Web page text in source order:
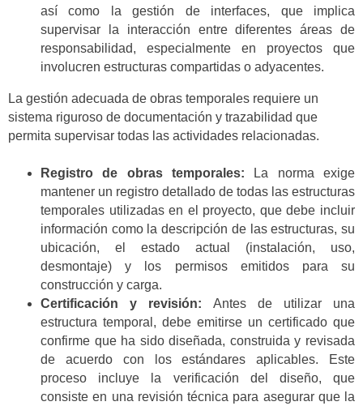
así como la gestión de interfaces, que implica
supervisar la interacción entre diferentes áreas de
responsabilidad, especialmente en proyectos que
involucren estructuras compartidas o adyacentes.
La gestión adecuada de obras temporales requiere un
sistema riguroso de documentación y trazabilidad que
permita supervisar todas las actividades relacionadas.
Registro de obras temporales:
La norma exige
mantener un registro detallado de todas las estructuras
temporales utilizadas en el proyecto, que debe incluir
información como la descripción de las estructuras, su
ubicación, el estado actual (instalación, uso,
desmontaje) y los permisos emitidos para su
construcción y carga.
Certificación y revisión: Antes de utilizar una
estructura temporal, debe emitirse un certificado que
confirme que ha sido diseñada, construida y revisada
de acuerdo con los estándares aplicables. Este
proceso incluye la verificación del diseño, que
consiste en una revisión técnica para asegurar que la